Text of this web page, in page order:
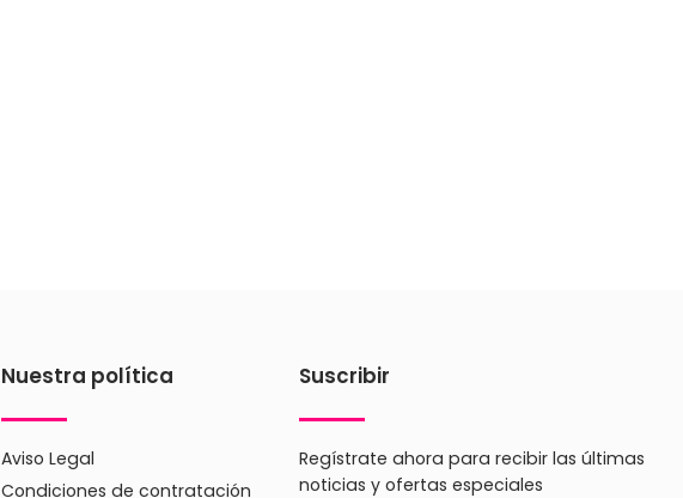
Nuestra política
Aviso Legal
Condiciones de contratación
Suscribir
Regístrate ahora para recibir las últimas
noticias y ofertas especiales